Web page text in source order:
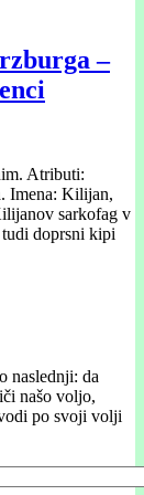
–
Atributi:
Imena: Kilijan,
sarkofag v
doprsni kipi
naslednji: da
našo voljo,
po svoji volji